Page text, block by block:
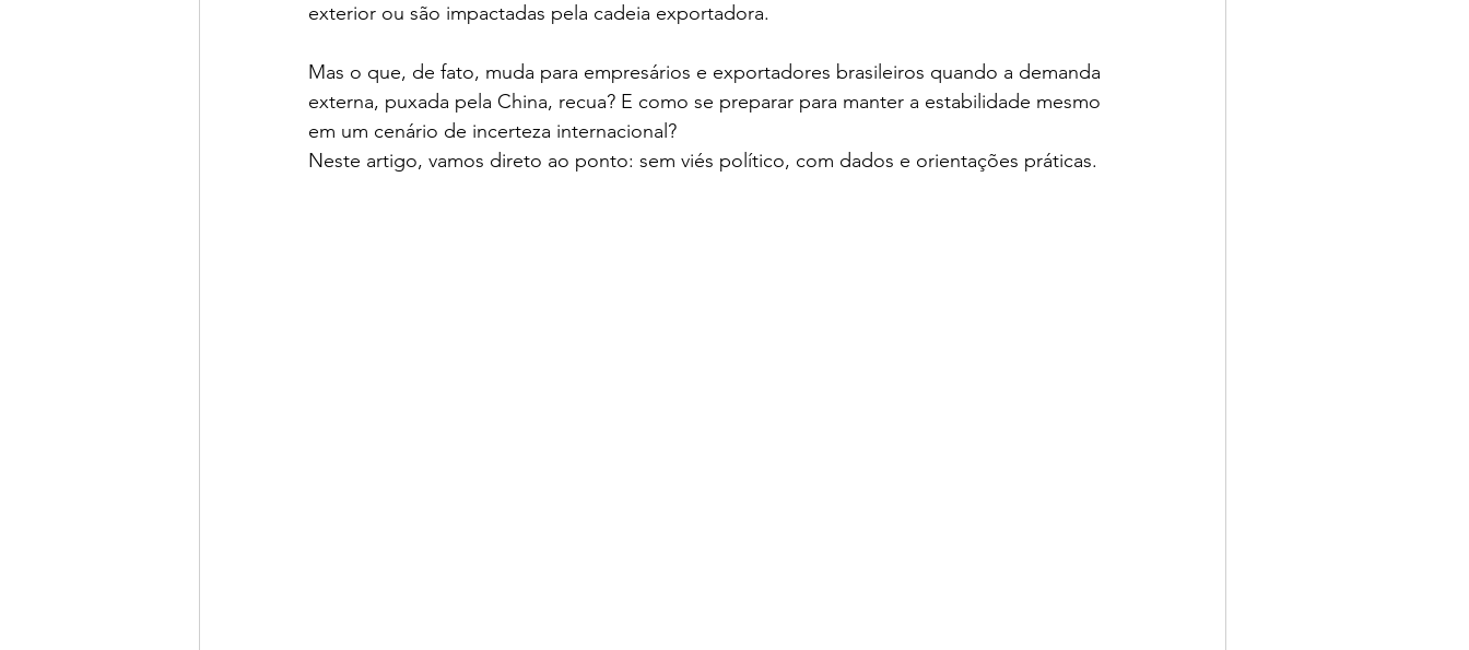
exterior ou são impactadas pela cadeia exportadora.
Mas o que, de fato, muda para empresários e exportadores brasileiros quando a demanda
externa, puxada pela China, recua? E como se preparar para manter a estabilidade mesmo
em um cenário de incerteza internacional?
Neste artigo, vamos direto ao ponto: sem viés político, com dados e orientações práticas.